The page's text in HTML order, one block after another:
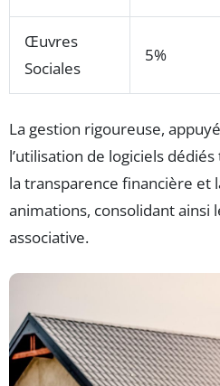
Œuvres
Sociales
5%
La gestion rigoureuse,
l’utilisation de logiciels
la transparence financière et
animations, consolidant ainsi
associative.